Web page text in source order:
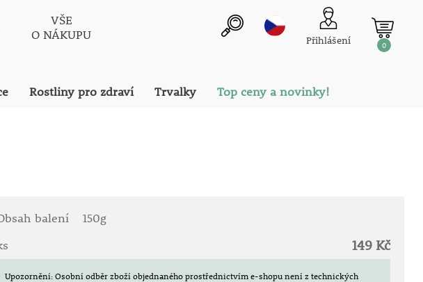
VŠE
O NÁKUPU
Přihlášení 0
Rostliny pro zdraví Trvalky Top ceny a novinky!
balení
150g
149 Kč
Upozornění: Osobní odběr zboží objednaného prostřednictvím e-shopu není z technických